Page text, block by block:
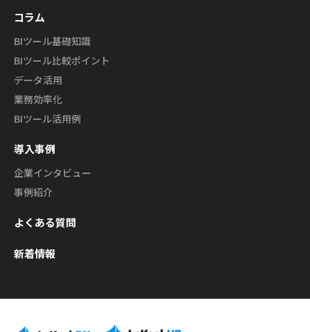
コラム
BIツール基礎知識
BIツール比較ポイント
データ活用
業務効率化
BIツール活用例
導入事例
企業インタビュー
事例紹介
よくある質問
新着情報